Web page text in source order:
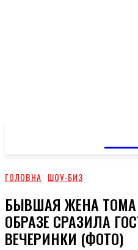
ГОЛОВНА ШОУ-БИЗ
БЫВШАЯ ЖЕНА ТОМА
ОБРАЗЕ СРАЗИЛА
ВЕЧЕРИНКИ (ФОТО)